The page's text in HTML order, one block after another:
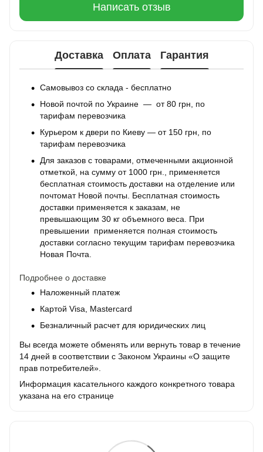
Написать отзыв
Доставка Оплата Гарантия
Самовывоз со склада - бесплатно
Новой почтой по Украине — от 80 грн, по
тарифам перевозчика
Курьером к двери по Киеву — от 150 грн, по
тарифам перевозчика
Для заказов с товарами, отмеченными акционной
отметкой, на сумму от 1000 грн., применяется
бесплатная стоимость доставки на отделение или
почтомат Новой почты. Бесплатная стоимость
доставки применяется к заказам, не
превышающим 30 кг объемного веса. При
превышении применяется полная стоимость
доставки согласно текущим тарифам перевозчика
Новая Почта.
Подробнее о доставке
Наложенный платеж
Картой Visa, Mastercard
Безналичный расчет для юридических лиц
Вы всегда можете обменять или вернуть товар в течение
14 дней в соответствии с Законом Украины «О защите
прав потребителей».
Информация касательного каждого конкретного товара
указана на его странице